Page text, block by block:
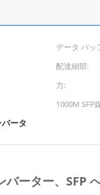
データ バッ
配達細部:
力:
1000M SFP
ータ
ーター、SFP